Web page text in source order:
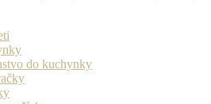
do kuchynky